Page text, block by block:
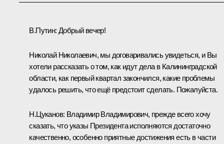
В.Путин: Добрый вечер!
Николай Николаевич, мы договаривались увидеться, и Вы
хотели рассказать о том, как идут дела в Калининградской
области, как первый квартал закончился, какие проблемы
удалось решить, что ещё предстоит сделать. Пожалуйста.
Н.Цуканов: Владимир Владимирович, прежде всего хочу
сказать, что указы Президента исполняются достаточно
качественно, особенно приятные достижения есть в части